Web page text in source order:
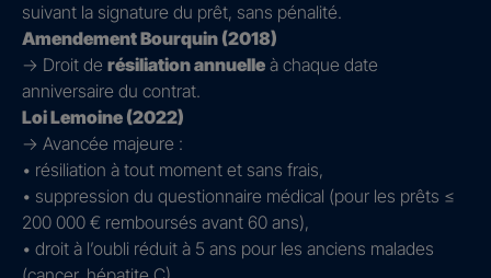
suivant la signature du prêt, sans pénalité.
Amendement Bourquin (2018)
→ Droit de résiliation annuelle à chaque date
anniversaire du contrat.
Loi Lemoine (2022)
→ Avancée majeure :
• résiliation à tout moment et sans frais,
• suppression du questionnaire médical (pour les prêts ≤
200 000 € remboursés avant 60 ans),
• droit à l’oubli réduit à 5 ans pour les anciens malades